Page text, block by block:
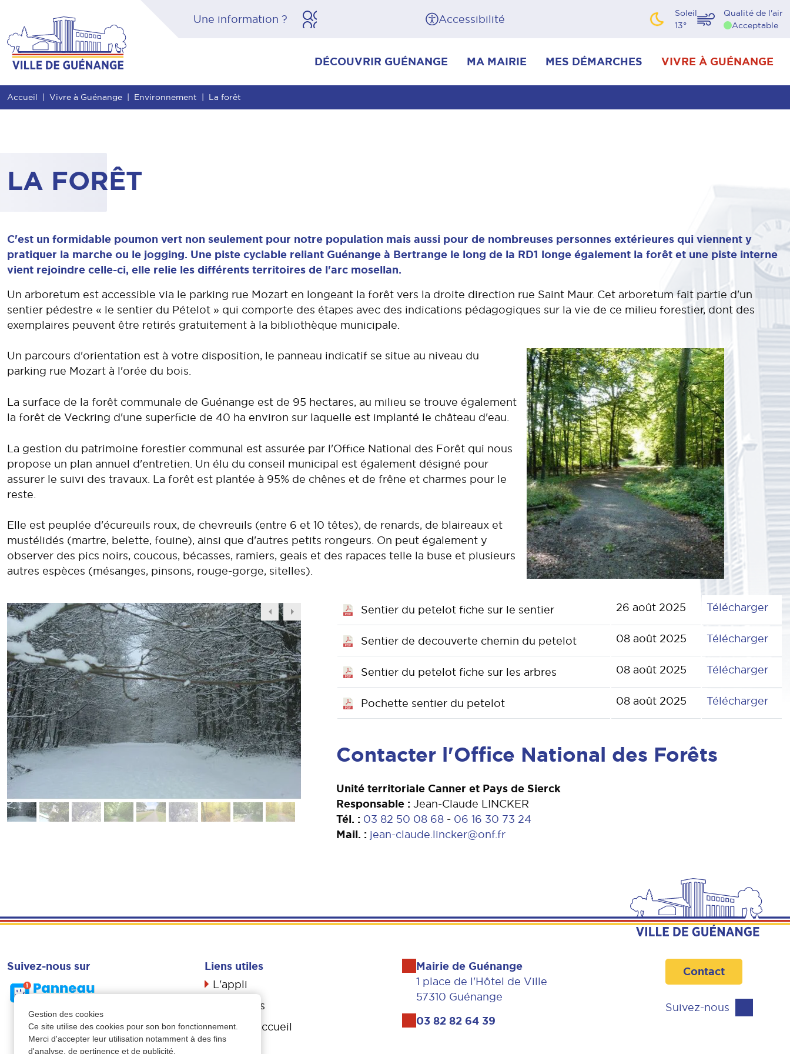
Gestion des cookies
Ce site utilise des cookies pour son bon fonctionnement.
Merci d'accepter leur utilisation notamment à des fins
d'analyse, de pertinence et de publicité.
Entête de page Menu principal Recherche Pied de page Accessibilité
Soleil
13°
Qualité de l'air
Acceptable
DÉCOUVRIR GUÉNANGE MA MAIRIE MES DÉMARCHES VIVRE À GUÉNANGE
Accueil Vivre à Guénange Environnement La forêt
LA FORÊT
C'est un formidable poumon vert non seulement pour notre population mais aussi pour de nombreuses personnes extérieures qui viennent y
pratiquer la marche ou le jogging. Une piste cyclable reliant Guénange à Bertrange le long de la RD1 longe également la forêt et une piste interne
vient rejoindre celle-ci, elle relie les différents territoires de l'arc mosellan.
Un arboretum est accessible via le parking rue Mozart en longeant la forêt vers la droite direction rue Saint Maur. Cet arboretum fait partie d'un
sentier pédestre « le sentier du Pételot » qui comporte des étapes avec des indications pédagogiques sur la vie de ce milieu forestier, dont des
exemplaires peuvent être retirés gratuitement à la bibliothèque municipale.
Un parcours d'orientation est à votre disposition, le panneau indicatif se situe au niveau du
parking rue Mozart à l'orée du bois.
La surface de la forêt communale de Guénange est de 95 hectares, au milieu se trouve également
la forêt de Veckring d'une superficie de 40 ha environ sur laquelle est implanté le château d'eau.
La gestion du patrimoine forestier communal est assurée par l'Office National des Forêt qui nous
propose un plan annuel d'entretien. Un élu du conseil municipal est également désigné pour
assurer le suivi des travaux. La forêt est plantée à 95% de chênes et de frêne et charmes pour le
reste.
Elle est peuplée d'écureuils roux, de chevreuils (entre 6 et 10 têtes), de renards, de blaireaux et
mustélidés (martre, belette, fouine), ainsi que d'autres petits rongeurs. On peut également y
observer des pics noirs, coucous, bécasses, ramiers, geais et des rapaces telle la buse et plusieurs
autres espèces (mésanges, pinsons, rouge-gorge, sitelles).
Sentier du petelot fiche sur le sentier 26 août 2025 Télécharger
Sentier de decouverte chemin du petelot 08 août 2025 Télécharger
Sentier du petelot fiche sur les arbres 08 août 2025 Télécharger
Pochette sentier du petelot 08 août 2025 Télécharger
Contacter l'Office National des Forêts
Unité territoriale Canner et Pays de Sierck
Responsable : Jean-Claude LINCKER
Tél. : 03 82 50 08 68 - 06 16 30 73 24
Mail. : jean-claude.lincker@onf.fr
Suivez-nous sur Liens utiles
L'appli
Actualités
Livret d’accueil
Mairie de Guénange
1 place de l'Hôtel de Ville
57310 Guénange
03 82 82 64 39
Contact
Suivez-nous